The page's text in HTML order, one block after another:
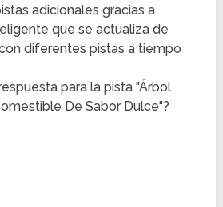
adicionales gracias a
que se actualiza de
diferentes pistas a tiempo
para la pista "Árbol
De Sabor Dulce"?